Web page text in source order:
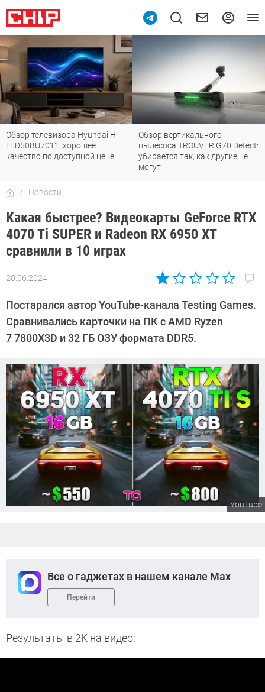
Обзор телевизора Hyundai H-
LED50BU7011: хорошее
качество по доступной цене
Обзор вертикального
пылесоса TROUVER G70 Detect:
убирается так, как другие не
могут
Новости
Какая быстрее? Видеокарты GeForce RTX
4070 Ti SUPER и Radeon RX 6950 XT
сравнили в 10 играх
20.06.2024
Автор:
Калашников
Постарался автор YouTube-канала Testing Games.
Сравнивались карточки на ПК с AMD Ryzen
7 7800X3D и 32 ГБ ОЗУ формата DDR5.
YouTube
Все о гаджетах в нашем канале Max
Перейти
Результаты в 2K на видео: